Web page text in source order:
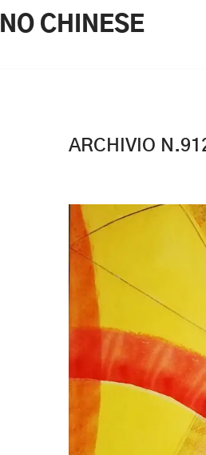
CHINESE
ARCHIVIO